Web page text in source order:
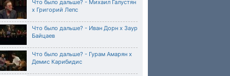
Что было дальше? - Михаил Галустян
х Григорий Лепс
Что было дальше? - Иван Дорн х Заур
Байцаев
Что было дальше? - Гурам Амарян х
Демис Карибидис